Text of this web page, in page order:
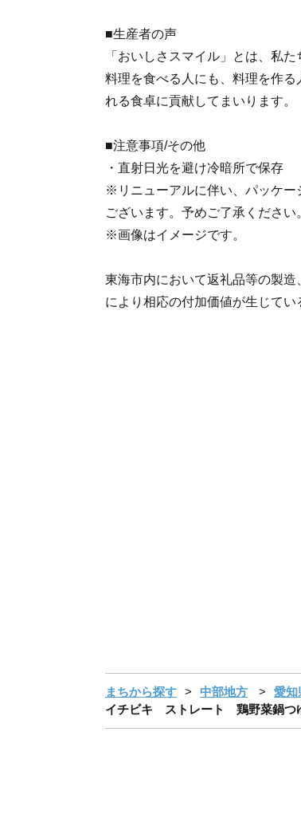
■生産者の声
「おいしさスマイル」とは、私
料理を食べる人にも、料理を作
れる食卓に貢献してまいります。
■注意事項/その他
・直射日光を避け冷暗所で保存
※リニューアルに伴い、パッケー
ございます。予めご了承ください
※画像はイメージです。
東海市内において返礼品等の製
により相応の付加価値が生じて
まちから探す 中部地方 愛知
イチビキ ストレート 鶏野菜鍋つ